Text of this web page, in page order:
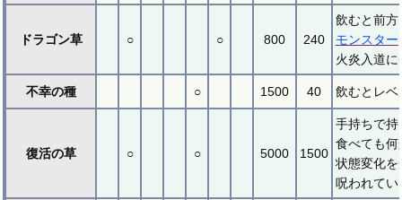
ドラゴン草 ○ ○ 800 240
飲むと前
モンスター
火炎入道
不幸の種 ○ 1500 40 飲むとレベ
復活の草 ○ ○ 5000 1500
手持ちで持
食べても何
状態変化を
呪われてい